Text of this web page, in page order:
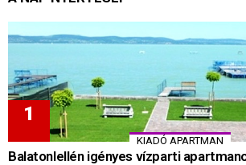
KIADÓ APARTMAN
Balatonlellén igényes vízparti